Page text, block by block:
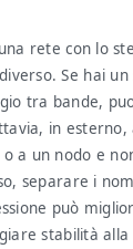
rete con lo
Se hai un
tra bande,
in esterno,
a un nodo e
separare i
può
stabilità alla